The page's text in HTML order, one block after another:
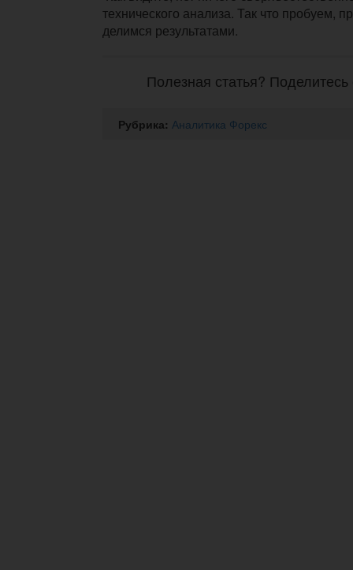
технического анализа. Так что пробуем,
делимся результатами.
Полезная статья?
Рубрика: Аналитика Форекс